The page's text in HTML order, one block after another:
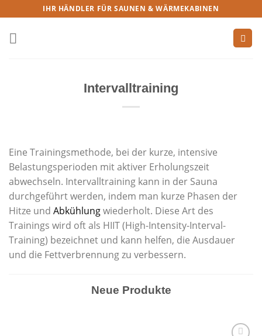
IHR HÄNDLER FÜR SAUNEN & WÄRMEKABINEN
Intervalltraining
Eine Trainingsmethode, bei der kurze, intensive
Belastungsperioden mit aktiver Erholungszeit
abwechseln. Intervalltraining kann in der Sauna
durchgeführt werden, indem man kurze Phasen der
Hitze und Abkühlungwiederholt. Diese Art des
Trainings wird oft als HIIT (High-Intensity-Interval-
Training) bezeichnet und kann helfen, die Ausdauer
und die Fettverbrennung zu verbessern.
Neue Produkte